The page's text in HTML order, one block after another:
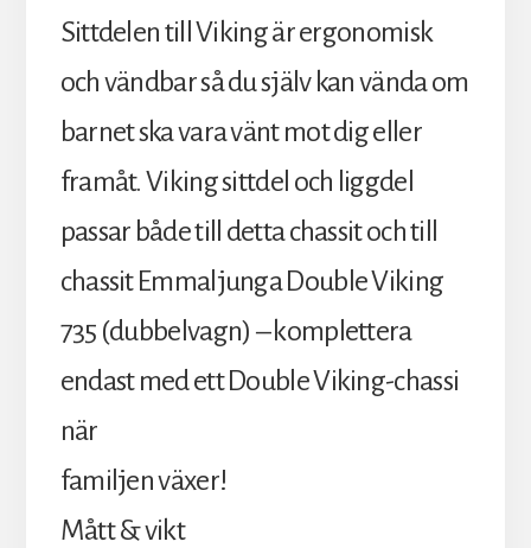
Sittdelen till Viking är ergonomisk
och vändbar så du själv kan vända om
barnet ska vara vänt mot dig eller
framåt. Viking sittdel och liggdel
passar både till detta chassit och till
chassit Emmaljunga Double Viking
735 (dubbelvagn) – komplettera
endast med ett Double Viking-chassi
när
familjen växer!
Mått & vikt